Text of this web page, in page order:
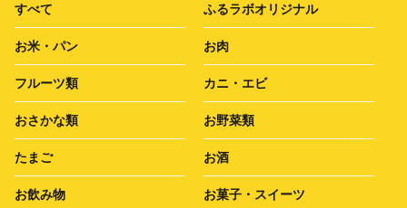
すべて ふるラボオリジナル
お米・パン お肉
フルーツ類 カニ・エビ
おさかな類 お野菜類
たまご お酒
お飲み物 お菓子・スイーツ